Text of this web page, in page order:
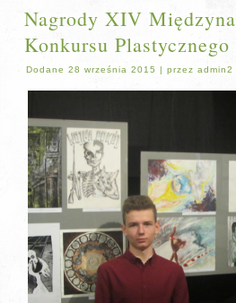
Nagrody XIV
Konkursu Plastycznego
Dodane 28 września 2015 |przez admin2